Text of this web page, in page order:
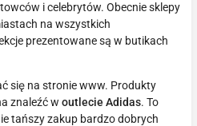
i celebrytów. Obecnie sklepy
na wszystkich
prezentowane są w butikach
się na stronie www. Produkty
znaleźć w outlecie Adidas. To
tańszy zakup bardzo dobrych